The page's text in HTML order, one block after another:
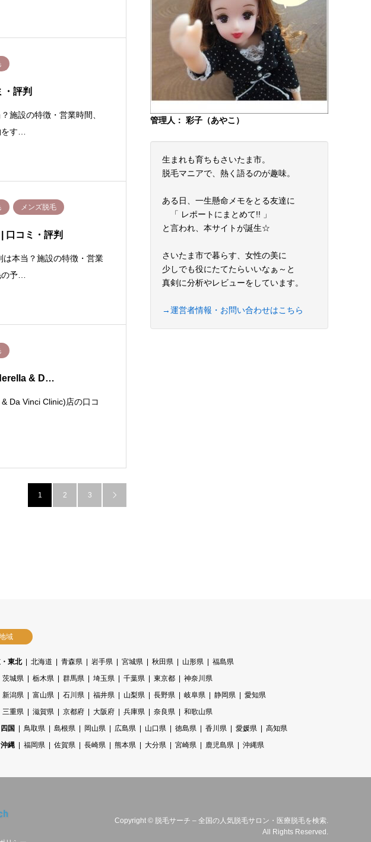
・評判
施設の特徴・営業時間、
す…
メンズ脱毛
口コミ・評判
本当？施設の特徴・営業
予…
& D…
Da Vinci Clinic)店の口コ
1 2 3 
管理人： 彩子（あやこ）
生まれも育ちもさいたま市。
脱毛マニアで、熱く語るのが趣味。
ある日、一生懸命メモをとる友達に
「 レポートにまとめて!! 」
と言われ、本サイトが誕生☆
さいたま市で暮らす、女性の美に
少しでも役にたてたらいいなぁ～と
真剣に分析やレビューをしています。
→運営者情報・お問い合わせはこちら
域
東北 北海道 青森県 岩手県 宮城県 秋田県 山形県
福島県
茨城県 栃木県 群馬県 埼玉県 千葉県 東京都
神奈川県
新潟県 富山県 石川県 福井県 山梨県 長野県 岐阜県 静岡県
愛知県
三重県 滋賀県 京都府 大阪府 兵庫県 奈良県
和歌山県
国
鳥取県 島根県 岡山県 広島県 山口県 徳島県 香川県 愛媛県
高知県
縄
福岡県 佐賀県 長崎県 熊本県 大分県 宮崎県 鹿児島県 沖縄県
Copyright © 脱毛サーチ – 全国の人気脱毛サロン・医療脱毛を検索.
All Rights Reserved.